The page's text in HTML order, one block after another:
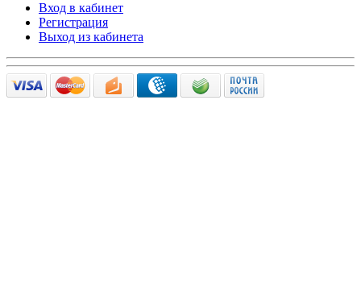
Вход в кабинет
Регистрация
Выход из кабинета